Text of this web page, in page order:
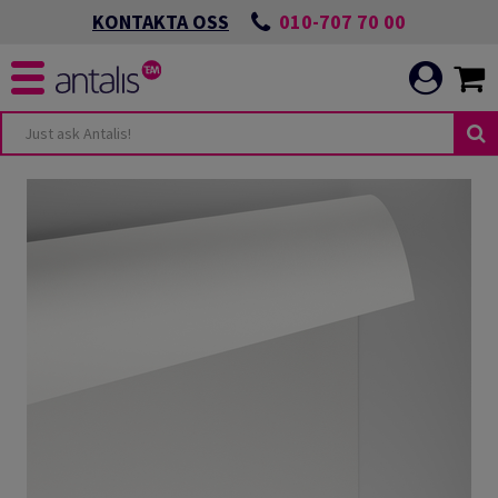
KONTAKTA OSS 010-707 70 00